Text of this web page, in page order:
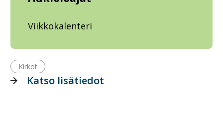
Viikkokalenteri
Kirkot
Katso lisätiedot